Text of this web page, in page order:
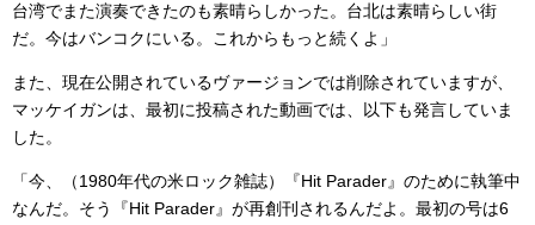
台湾でまた演奏できたのも素晴らしかった。台北は素晴らしい街
だ。今はバンコクにいる。これからもっと続くよ」
また、現在公開されているヴァージョンでは削除されていますが、
マッケイガンは、最初に投稿された動画では、以下も発言していま
した。
「今、（1980年代の米ロック雑誌）『Hit Parader』のために執筆中
なんだ。そう『Hit Parader』が再創刊されるんだよ。最初の号は6